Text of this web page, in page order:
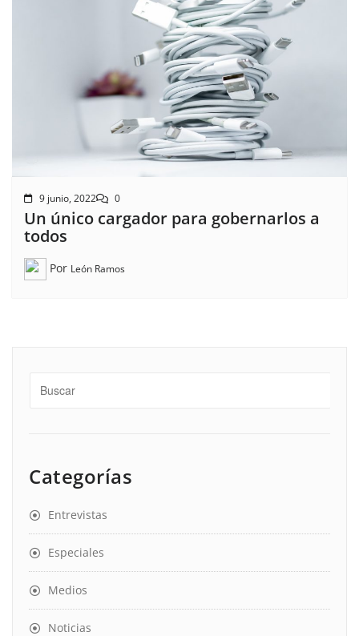
9 junio, 2022 0
Un único cargador para gobernarlos a
todos
Por León Ramos
Categorías
Entrevistas
Especiales
Medios
Noticias